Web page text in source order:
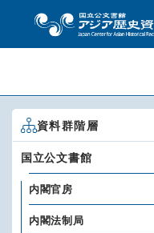
資料群階層
国立公文書館
内閣官房
内閣法制局